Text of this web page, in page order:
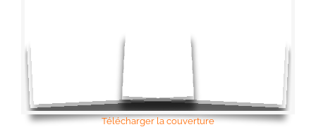
Télécharger la couverture